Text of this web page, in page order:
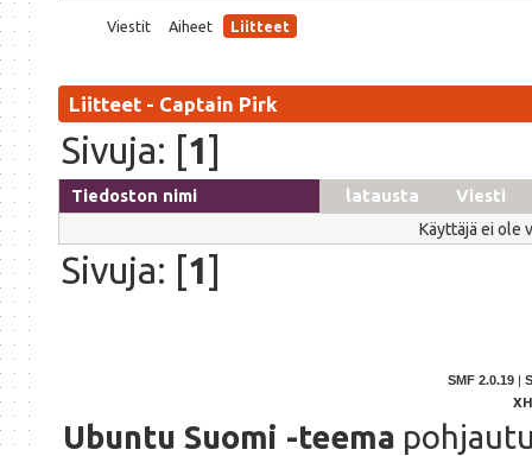
Viestit Aiheet Liitteet
Liitteet - Captain Pirk
Sivuja: [1]
Tiedoston nimi latausta Viesti
Käyttäjä ei ole
Sivuja: [1]
SMF 2.0.19 |
Ubuntu Suomi -teema